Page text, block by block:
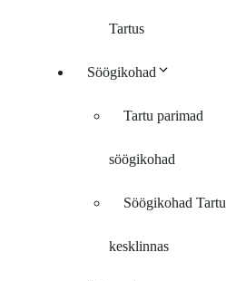
Tartus
Söögikohad
Tartu parimad
söögikohad
Söögikohad Tartu
kesklinnas